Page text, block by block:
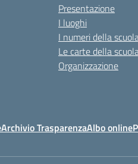
Presentazione
I luoghi
I numeri della
Le carte della
Organizzazione
Archivio TrasparenzaAlbo online